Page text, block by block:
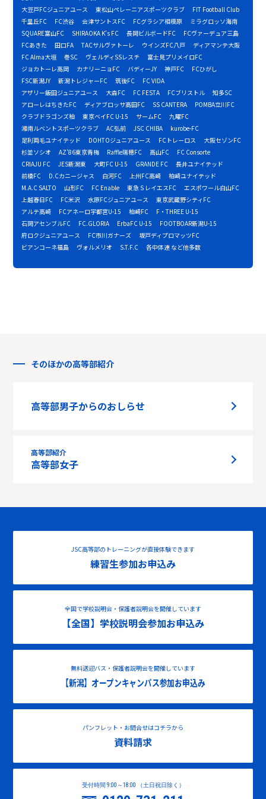
大豆戸FCジュニアユース
東松山ペレーニアスポーツクラブ
FIT Football Club
千里丘FC
FC渋谷 会津サントスFC FCグラシア相模原
ミラグロッソ海南
SQUARE富山FC
SHIRAOKA K's FC 長岡ビルボードFC
FCヴァーデュア三島
FCあきた
田口FA TACサルヴァトーレ ウインズFC八戸
ディアマンテ大阪
FC Alma大垣
巻SC ヴェルディSSレスチ
富士見プリメイロFC
ジョカトーレ高岡
カナリーニョFC バディーJY 神戸FC
FCひがし
FSC新潟JY
新潟トレジャーFC 筑後FC
FC VIDA
アザリー飯田ジュニアユース
大森FC FC FESTA FCブリストル
知多SC
アローレはちきたFC
ディアブロッサ高田FC SS CANTERA
POMBA立川FC
クラブドラゴンズ柏
東京ベイFC U-15 サームFC
九曜FC
湘南ルベントスポーツクラブ
AC弘前 JSC CHIBA
kurobe-FC
足利両毛ユナイテッド
DOHTOジュニアユース FCトレーロス
大阪セゾンFC
杉並ソシオ
AZ'86東京青梅 Raffle瑞穂FC 高山FC
FC Consorte
CRIAJU FC
JES新潟東 大町FC U-15 GRANDE FC
長井ユナイテッド
前橋FC
D.Cカニージャス 白河FC 上州FC高崎
柏崎ユナイテッド
M.A.C SALTO
山形FC FC Enable 東急ＳレイエスFC
エスポワール白山FC
上越春日FC
FC米沢 水原FCジュニアユース
東京武蔵野シティFC
アルテ高崎
FCアネーロ宇都宮U-15 柏崎FC
F・THREE U-15
石岡アセンブルFC
FC.GLORIA ErbaFC U-15
FOOTBOAR新潟U-15
府ロクジュニアユース
FC市川ガナーズ
坂戸ディプロマッツFC
ビアンコーネ福島
ヴォルメリオ S.T.F.C 各中体連 など他多数
そのほかの高等部紹介
高等部男子からのおしらせ
高等部紹介
高等部女子
JSC高等部のトレーニングが直接体験できます
練習生参加お申込み
全国で学校説明会・保護者説明会を開催しています
【全国】学校説明会参加お申込み
無料送迎バス・保護者説明会を開催しています
【新潟】オープンキャンパス参加お申込み
パンフレット・お問合せはコチラから
資料請求
受付時間 9:00～18:00 （土日祝日除く）